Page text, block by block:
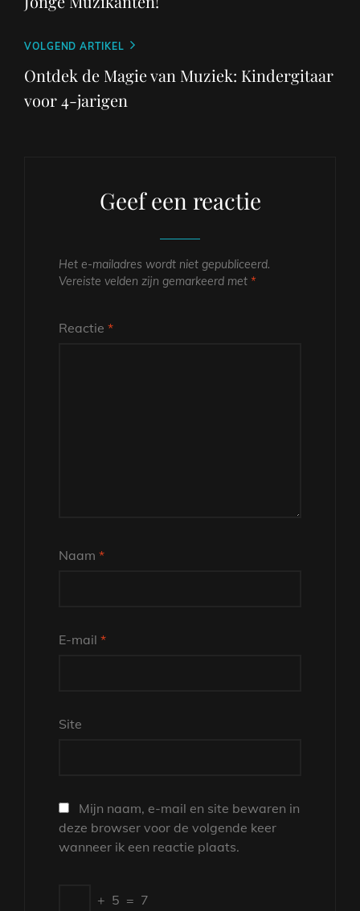
Volgend
bericht
VOLGEND ARTIKEL
Ontdek de Magie van Muziek: Kindergitaar
voor 4-jarigen
Geef een reactie
Het e-mailadres wordt niet gepubliceerd.
Vereiste velden zijn gemarkeerd met *
Reactie *
Naam *
E-mail *
Site
Mijn naam, e-mail en site bewaren in
deze browser voor de volgende keer
wanneer ik een reactie plaats.
+ 5 = 7